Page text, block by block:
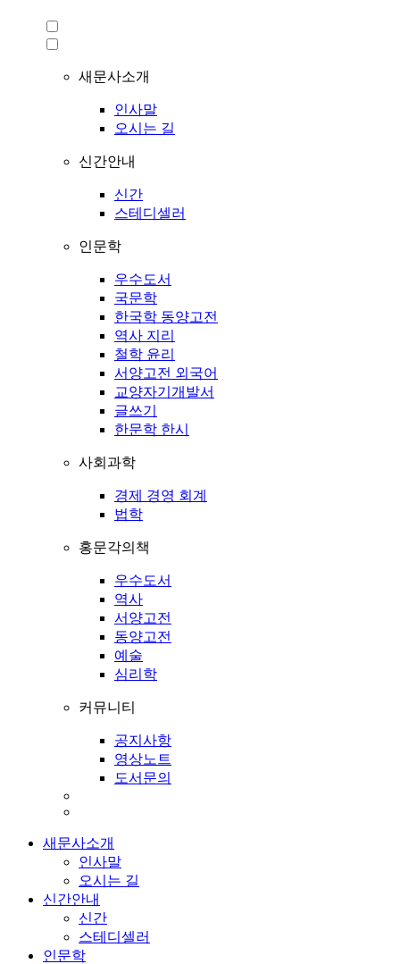
새문사소개
인사말
오시는 길
신간안내
신간
스테디셀러
인문학
우수도서
국문학
한국학 동양고전
역사 지리
철학 윤리
서양고전 외국어
교양자기개발서
글쓰기
한문학 한시
사회과학
경제 경영 회계
법학
홍문각의책
우수도서
역사
서양고전
동양고전
예술
심리학
커뮤니티
공지사항
영상노트
도서문의
새문사소개
인사말
오시는 길
신간안내
신간
스테디셀러
인문학